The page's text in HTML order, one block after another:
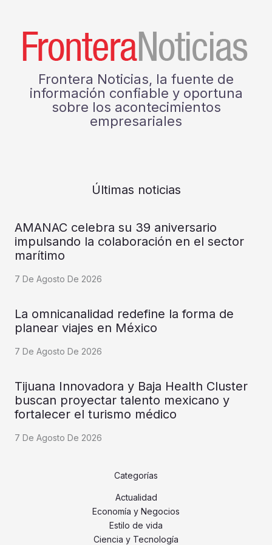
Frontera Noticias, la fuente de
información confiable y oportuna
sobre los acontecimientos
empresariales
Últimas noticias
AMANAC celebra su 39 aniversario
impulsando la colaboración en el sector
marítimo
7 De Agosto De 2026
La omnicanalidad redefine la forma de
planear viajes en México
7 De Agosto De 2026
Tijuana Innovadora y Baja Health Cluster
buscan proyectar talento mexicano y
fortalecer el turismo médico
7 De Agosto De 2026
Categorías
Actualidad
Economía y Negocios
Estilo de vida
Ciencia y Tecnología